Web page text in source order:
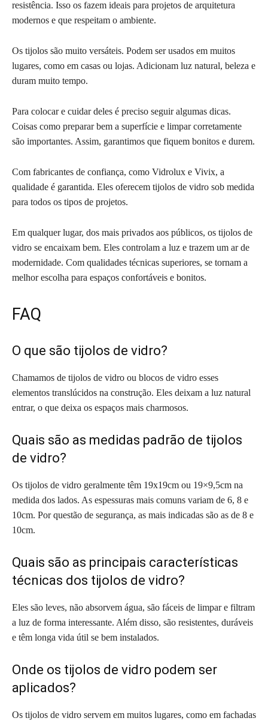
resistência. Isso os fazem ideais para projetos de arquitetura
modernos e que respeitam o ambiente.
Os tijolos são muito versáteis. Podem ser usados em muitos
lugares, como em casas ou lojas. Adicionam luz natural, beleza e
duram muito tempo.
Para colocar e cuidar deles é preciso seguir algumas dicas.
Coisas como preparar bem a superfície e limpar corretamente
são importantes. Assim, garantimos que fiquem bonitos e durem.
Com fabricantes de confiança, como Vidrolux e Vivix, a
qualidade é garantida. Eles oferecem tijolos de vidro sob medida
para todos os tipos de projetos.
Em qualquer lugar, dos mais privados aos públicos, os tijolos de
vidro se encaixam bem. Eles controlam a luz e trazem um ar de
modernidade. Com qualidades técnicas superiores, se tornam a
melhor escolha para espaços confortáveis e bonitos.
FAQ
O que são tijolos de vidro?
Chamamos de tijolos de vidro ou blocos de vidro esses
elementos translúcidos na construção. Eles deixam a luz natural
entrar, o que deixa os espaços mais charmosos.
Quais são as medidas padrão de tijolos
de vidro?
Os tijolos de vidro geralmente têm 19x19cm ou 19×9,5cm na
medida dos lados. As espessuras mais comuns variam de 6, 8 e
10cm. Por questão de segurança, as mais indicadas são as de 8 e
10cm.
Quais são as principais características
técnicas dos tijolos de vidro?
Eles são leves, não absorvem água, são fáceis de limpar e filtram
a luz de forma interessante. Além disso, são resistentes, duráveis
e têm longa vida útil se bem instalados.
Onde os tijolos de vidro podem ser
aplicados?
Os tijolos de vidro servem em muitos lugares, como em fachadas